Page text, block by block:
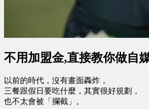
不用加盟金,直接教你做自
以前的時代，沒有畫面轟炸，
三餐跟假日要吃什麼，其實很好規劃，
也不太會被「攔截」。